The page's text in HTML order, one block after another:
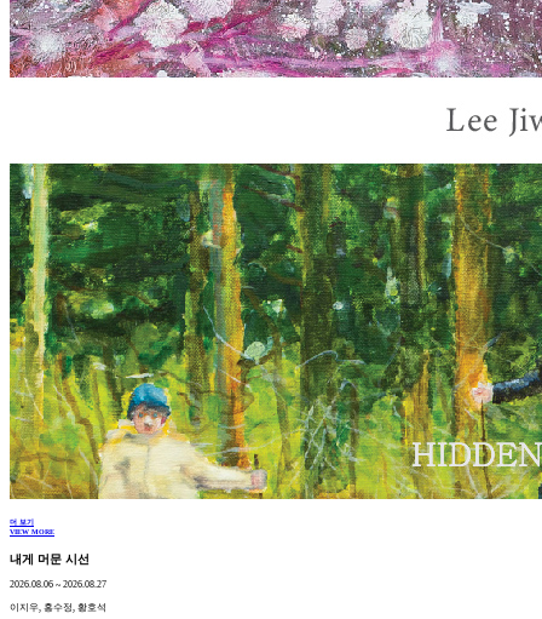
더 보기
VIEW MORE
내게 머문 시선
2026.08.06 ~ 2026.08.27
이지우, 홍수정, 황호석